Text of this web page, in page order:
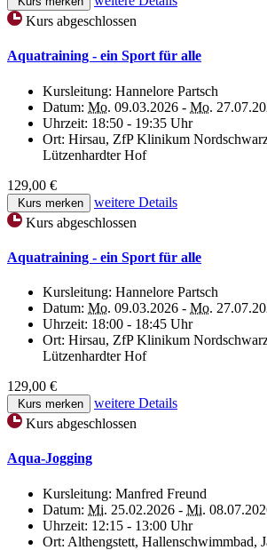
Kurs abgeschlossen
Aquatraining - ein Sport für alle
Kursleitung: Hannelore Partsch
Datum: Mo. 09.03.2026 - Mo.
Uhrzeit: 18:50 - 19:35 Uhr
Ort: Hirsau, ZfP Klinikum
Lützenhardter Hof
129,00 €
Kurs merken
weitere Details
Kurs abgeschlossen
Aquatraining - ein Sport für alle
Kursleitung: Hannelore Partsch
Datum: Mo. 09.03.2026 - Mo.
Uhrzeit: 18:00 - 18:45 Uhr
Ort: Hirsau, ZfP Klinikum
Lützenhardter Hof
129,00 €
Kurs merken
weitere Details
Kurs abgeschlossen
Aqua-Jogging
Kursleitung: Manfred Freund
Datum: Mi. 25.02.2026 - Mi.
Uhrzeit: 12:15 - 13:00 Uhr
Ort: Althengstett, Hallenschwimmbad,